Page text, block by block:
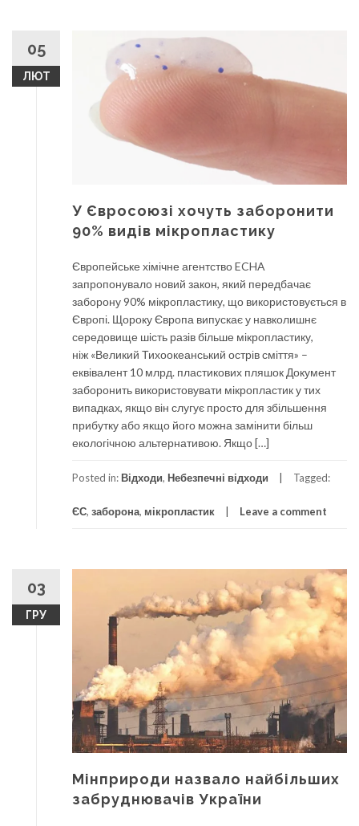
05
ЛЮТ
У Євросоюзі хочуть заборонити
90% видів мікропластику
Європейське хімічне агентство ECHA
запропонувало новий закон, який передбачає
заборону 90% мікропластику, що використовується в
Європі. Щороку Європа випускає у навколишнє
середовище шість разів більше мікропластику,
ніж «Великий Тихоокеанський острів сміття» –
еквівалент 10 млрд. пластикових пляшок Документ
заборонить використовувати мікропластик у тих
випадках, якщо він слугує просто для збільшення
прибутку або якщо його можна замінити більш
екологічною альтернативою. Якщо […]
Posted in: Відходи, Небезпечні відходи Tagged:
ЄС, заборона, мікропластик Leave a comment
03
ГРУ
Мінприроди назвало найбільших
забруднювачів України